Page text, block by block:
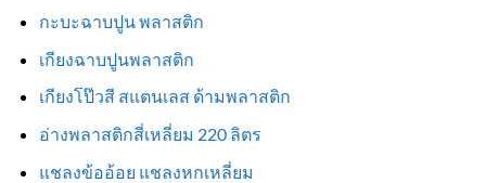
กะบะฉาบปูน พลาสติก
เกียงฉาบปูนพลาสติก
เกียงโป๊วสี สแตนเลส ด้ามพลาสติก
อ่างพลาสติกสี่เหลี่ยม 220 ลิตร
แชลงข้ออ้อย แชลงหกเหลี่ยม